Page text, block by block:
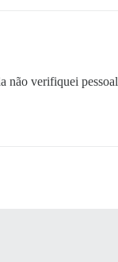
verifiquei